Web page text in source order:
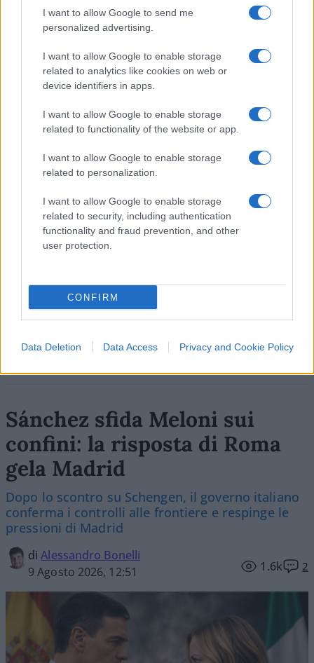
I want to allow Google to send me
personalized advertising.
I want to allow Google to enable storage
related to analytics like cookies on web or
device identifiers in apps.
I want to allow Google to enable storage
related to functionality of the website or app.
I want to allow Google to enable storage
related to personalization.
I want to allow Google to enable storage
related to security, including authentication
functionality and fraud prevention, and other
user protection.
CONFIRM
Data Deletion Data Access Privacy and Cookie Policy
Nicolaporro.it è anche su Whatsapp. È
per iscriversi al canale ed
essere sempre aggiornati (gratis)
#PAVEL DUROV #TELEGRAM
31
SEDUTE SATIRICHE
Vignetta del 07/08/2026
Sánchez sfida Meloni sui
confini: la risposta di Roma
gela Madrid
Dopo lo scontro su Schengen, il governo italiano
conferma i controlli alle frontiere e respinge le
pressioni di Madrid
diAlessandro Bonelli
9 Agosto 2026, 12:51
1.6k 2